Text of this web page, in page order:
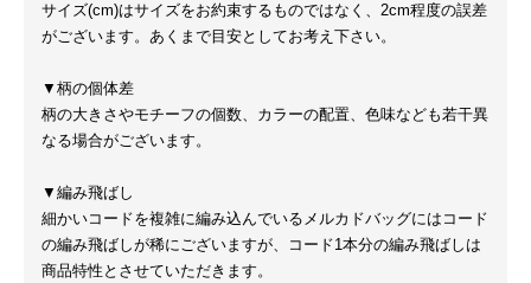
サイズ(cm)はサイズをお約束するものではなく、2cm程度の誤差
がございます。あくまで目安としてお考え下さい。
▼柄の個体差
柄の大きさやモチーフの個数、カラーの配置、色味なども若干異
なる場合がございます。
▼編み飛ばし
細かいコードを複雑に編み込んでいるメルカドバッグにはコード
の編み飛ばしが稀にございますが、コード1本分の編み飛ばしは
商品特性とさせていただきます。